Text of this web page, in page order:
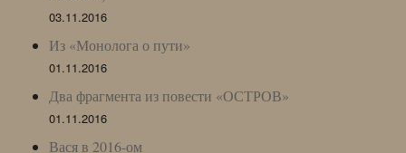
03.11.2016
Из «Монолога о пути»
01.11.2016
Два фрагмента из повести «ОСТРОВ»
01.11.2016
Вася в 2016-ом